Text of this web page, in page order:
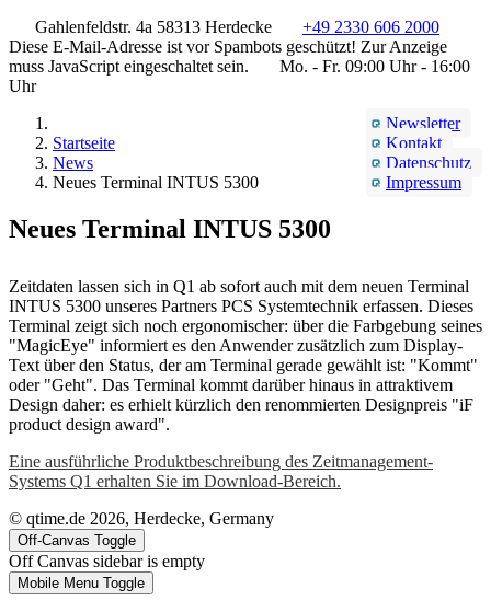
Gahlenfeldstr. 4a 58313 Herdecke
+49 2330 606 2000
Diese E-Mail-Adresse ist vor Spambots geschützt! Zur Anzeige
muss JavaScript eingeschaltet sein.
Mo. - Fr. 09:00 Uhr - 16:00
Uhr
Newsletter
Kontakt
Datenschutz
Impressum
Startseite
News
Neues Terminal INTUS 5300
Neues Terminal INTUS 5300
Zeitdaten lassen sich in Q1 ab sofort auch mit dem neuen Terminal
INTUS 5300 unseres Partners PCS Systemtechnik erfassen. Dieses
Terminal zeigt sich noch ergonomischer: über die Farbgebung seines
"MagicEye" informiert es den Anwender zusätzlich zum Display-
Text über den Status, der am Terminal gerade gewählt ist: "Kommt"
oder "Geht". Das Terminal kommt darüber hinaus in attraktivem
Design daher: es erhielt kürzlich den renommierten Designpreis "iF
product design award".
Eine ausführliche Produktbeschreibung des Zeitmanagement-
Systems Q1 erhalten Sie im Download-Bereich.
© qtime.de 2026, Herdecke, Germany
Off-Canvas Toggle
Off Canvas sidebar is empty
Mobile Menu Toggle